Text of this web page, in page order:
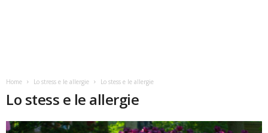
Home Lo stress e le allergie Lo stess e le allergie
Lo stess e le allergie